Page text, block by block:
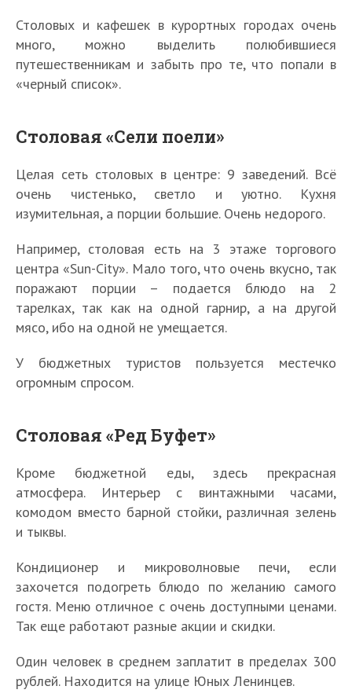
Столовых и кафешек в курортных городах очень
много, можно выделить полюбившиеся
путешественникам и забыть про те, что попали в
«черный список».
Столовая «Сели поели»
Целая сеть столовых в центре: 9 заведений. Всё
очень чистенько, светло и уютно. Кухня
изумительная, а порции большие. Очень недорого.
Например, столовая есть на 3 этаже торгового
центра «Sun-City». Мало того, что очень вкусно, так
поражают порции – подается блюдо на 2
тарелках, так как на одной гарнир, а на другой
мясо, ибо на одной не умещается.
У бюджетных туристов пользуется местечко
огромным спросом.
Столовая «Ред Буфет»
Кроме бюджетной еды, здесь прекрасная
атмосфера. Интерьер с винтажными часами,
комодом вместо барной стойки, различная зелень
и тыквы.
Кондиционер и микроволновые печи, если
захочется подогреть блюдо по желанию самого
гостя. Меню отличное с очень доступными ценами.
Так еще работают разные акции и скидки.
Один человек в среднем заплатит в пределах 300
рублей. Находится на улице Юных Ленинцев.